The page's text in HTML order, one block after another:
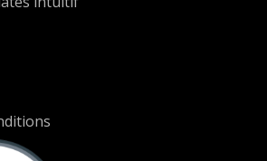
patience et travailler lentement et
secret des abdominaux fort!